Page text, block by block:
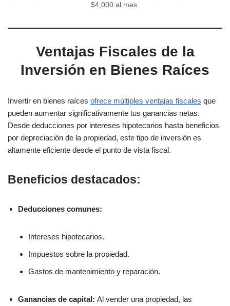
$4,000 al mes.
Ventajas Fiscales de la
Inversión en Bienes Raíces
Invertir en bienes raíces ofrece múltiples ventajas fiscales que
pueden aumentar significativamente tus ganancias netas.
Desde deducciones por intereses hipotecarios hasta beneficios
por depreciación de la propiedad, este tipo de inversión es
altamente eficiente desde el punto de vista fiscal.
Beneficios destacados:
Deducciones comunes:
Intereses hipotecarios.
Impuestos sobre la propiedad.
Gastos de mantenimiento y reparación.
Ganancias de capital: Al vender una propiedad, las